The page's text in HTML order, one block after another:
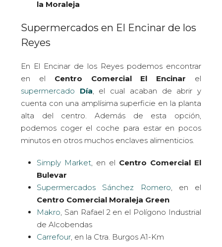
la Moraleja
Supermercados en El Encinar de los
Reyes
En El Encinar de los Reyes podemos encontrar
en el Centro Comercial El Encinar el
supermercado Día , el cual acaban de abrir y
cuenta con una amplísima superficie en la planta
alta del centro. Además de esta opción,
podemos coger el coche para estar en pocos
minutos en otros muchos enclaves alimenticios.
Simply Market , en el Centro Comercial El
Bulevar
Supermercados Sánchez Romero , en el
Centro Comercial Moraleja Green
Makro , San Rafael 2 en el Polígono Industrial
de Alcobendas
Carrefour , en la Ctra. Burgos A1-Km